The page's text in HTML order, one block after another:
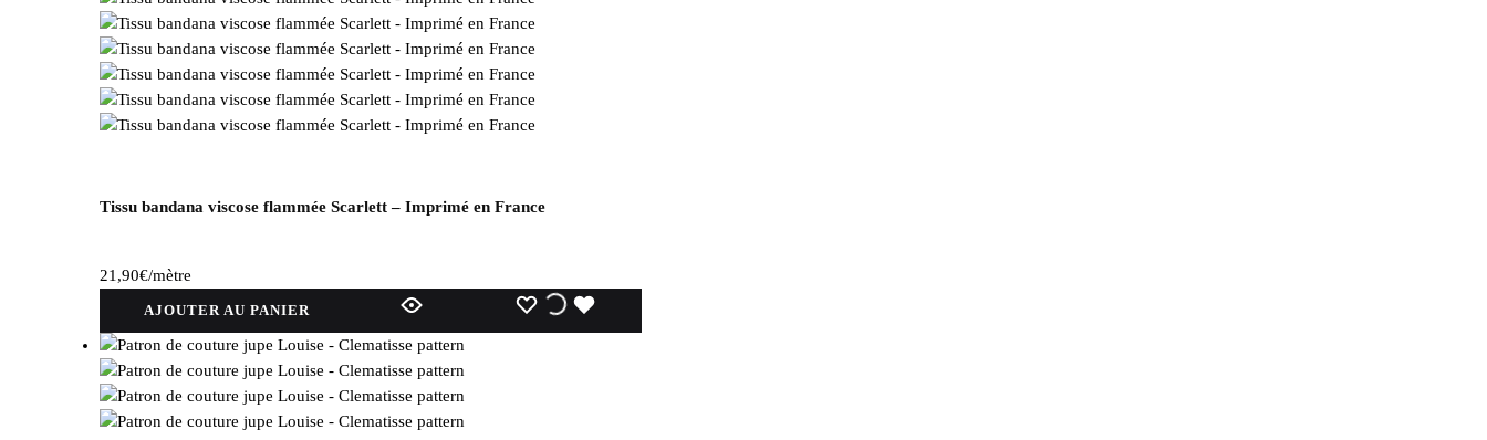
Tissu bandana viscose flammée Scarlett – Imprimé en France
21,90€/mètre
AJOUTER AU PANIER WISHLIST
WISHLIST